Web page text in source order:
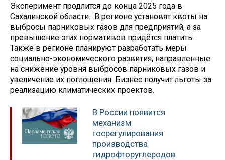
Эксперимент продлится до конца 2025 года в
Сахалинской области. В регионе установят квоты на
выбросы парниковых газов для предприятий, а за
превышение этих нормативов придётся платить.
Также в регионе планируют разработать меры
социально-экономического развития, направленные
на снижение уровня выбросов парниковых газов и
увеличение их поглощения. Бизнес получит льготы за
реализацию климатических проектов.
В России появится
механизм
госрегулирования
производства
гидрофторуглеродов